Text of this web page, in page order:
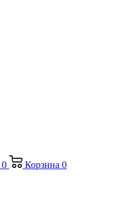
0 Корзина 0